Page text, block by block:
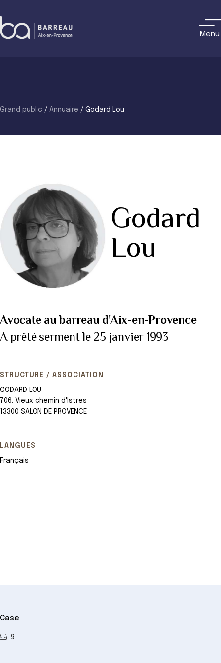
to
content
Menu
Grand public / Annuaire / Godard Lou
Godard
Lou
Avocate au barreau d'Aix-en-Provence
A prêté serment le 25 janvier 1993
STRUCTURE / ASSOCIATION
GODARD LOU
706. Vieux chemin d'Istres
13300 SALON DE PROVENCE
LANGUES
Français
Case
9